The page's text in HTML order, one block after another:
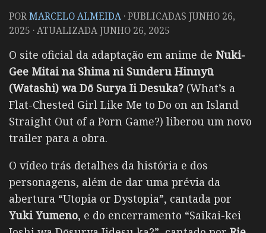
PORMARCELO ALMEIDA · PUBLICADAS JUNHO 26,
2025 · ATUALIZADAJUNHO 26, 2025
O site oficial da adaptação em anime de Nuki-
Gee Mitai na Shima ni Sunderu Hinnyū
(Watashi) wa Dō Surya Ii Desuka? (What’s a
Flat-Chested Girl Like Me to Do on an Island
Straight Out of a Porn Game?) liberou um novo
trailer para a obra.
O vídeo trás detalhes da história e dos
personagens, além de dar uma prévia da
abertura “Utopia or Dystopia”, cantada por
Yuki Yumeno, e do encerramento “Saikai-kei